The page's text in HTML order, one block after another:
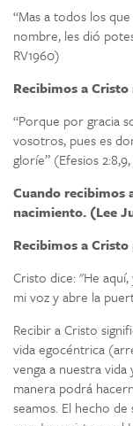
“Mas a todos los
nombre, les dió
RV1960)
Recibimos a
“Porque por gracia
vosotros, pues es
gloríe” (Efesios
Cuando recibimos
nacimiento. (Lee
Recibimos a
Cristo dice: "He
mi voz y abre la
Recibir a Cristo
vida egocéntrica
venga a nuestra
manera podrá
seamos. El hecho